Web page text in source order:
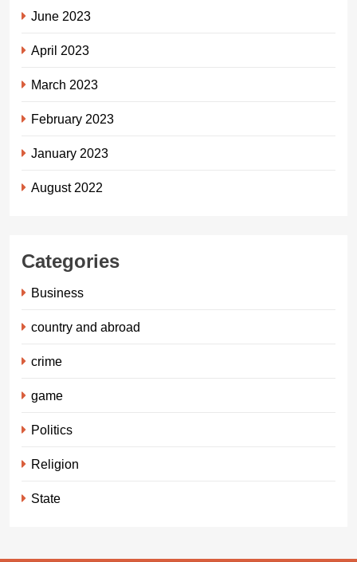
June 2023
April 2023
March 2023
February 2023
January 2023
August 2022
Categories
Business
country and abroad
crime
game
Politics
Religion
State